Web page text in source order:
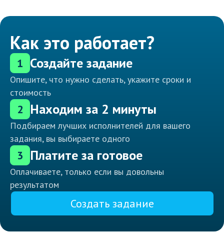
Как это работает?
1 Создайте задание
Опишите, что нужно сделать, укажите сроки и
стоимость
2 Находим за 2 минуты
Подбираем лучших исполнителей для вашего
задания, вы выбираете одного
3 Платите за готовое
Оплачиваете, только если вы довольны
результатом
Создать задание